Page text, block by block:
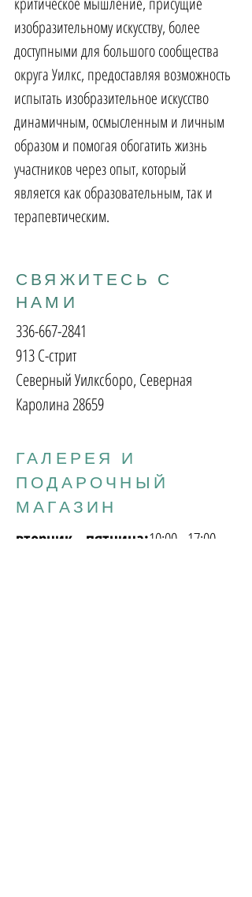
изобразительному искусству, более
доступными для большого сообщества
округа Уилкс, предоставляя возможность
испытать изобразительное искусство
динамичным, осмысленным и личным
образом и помогая обогатить жизнь
участников через опыт, который
является как образовательным, так и
терапевтическим.
СВЯЖИТЕСЬ С
НАМИ
336-667-2841
913 С-стрит
Северный Уилксборо, Северная
Каролина 28659
ГАЛЕРЕЯ И
ПОДАРОЧНЫЙ
МАГАЗИН
вторник - пятница:10:00 - 17:00